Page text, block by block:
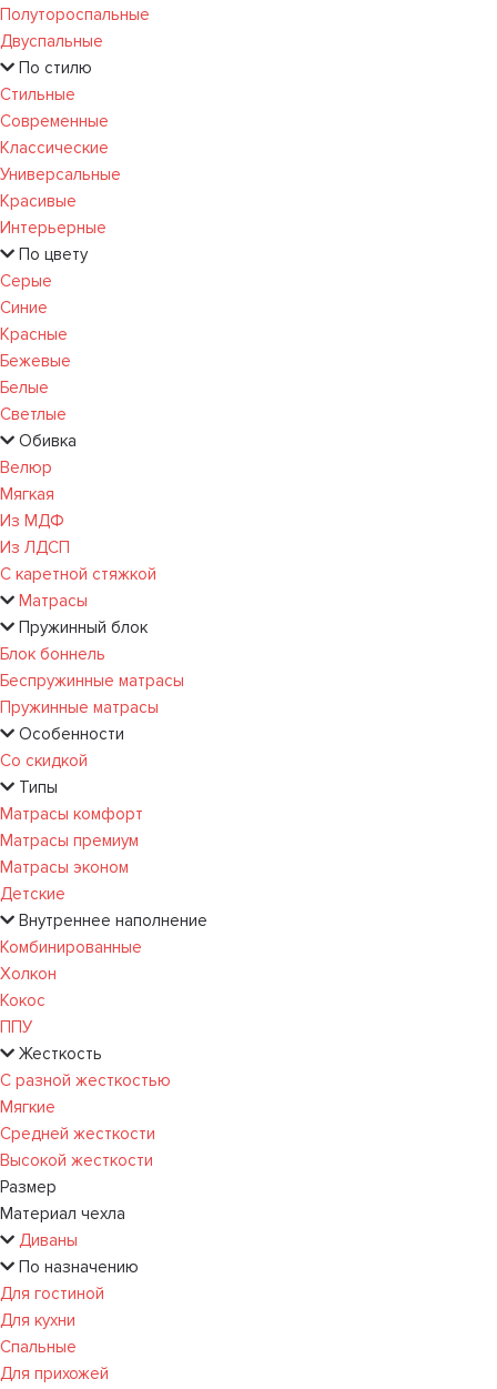
Полутороспальные
Двуспальные
По стилю
Стильные
Современные
Классические
Универсальные
Красивые
Интерьерные
По цвету
Серые
Синие
Красные
Бежевые
Белые
Светлые
Обивка
Велюр
Мягкая
Из МДФ
Из ЛДСП
С каретной стяжкой
Матрасы
Пружинный блок
Блок боннель
Беспружинные матрасы
Пружинные матрасы
Особенности
Со скидкой
Типы
Матрасы комфорт
Матрасы премиум
Матрасы эконом
Детские
Внутреннее наполнение
Комбинированные
Холкон
Кокос
ППУ
Жесткость
С разной жесткостью
Мягкие
Средней жесткости
Высокой жесткости
Размер
Материал чехла
Диваны
По назначению
Для гостиной
Для кухни
Спальные
Для прихожей